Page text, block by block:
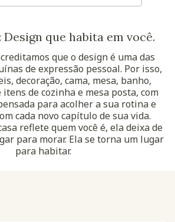
Design que habita em você.
que o design é uma das
de expressão pessoal. Por isso,
decoração, cama, mesa, banho,
de cozinha e mesa posta, com
para acolher a sua rotina e
cada novo capítulo de sua vida.
reflete quem você é, ela deixa de
para morar. Ela se torna um lugar
para habitar.